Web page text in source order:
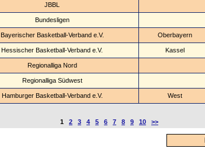
JBBL
Bundesligen
Bayerischer Basketball-Verband e.V. Oberbayern
Hessischer Basketball-Verband e.V. Kassel
Regionalliga Nord
Regionalliga Südwest
Hamburger Basketball-Verband e.V. West
1 2 3 4 5 6 7 8 9 10 >>